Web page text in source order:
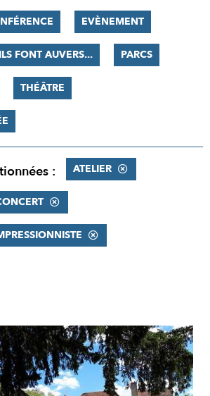
EVÈNEMENT
ILS FONT AUVERS... PARCS
THÉÂTRE
: ATELIER